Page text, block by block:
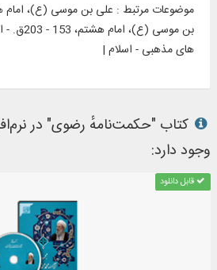
موضوعات مرتبط :
بن موسی
های مذهبی - اسلام |
کتاب "حکمت‌نامهٔ رضوی" در
وجود دارد:
قابل دانلود